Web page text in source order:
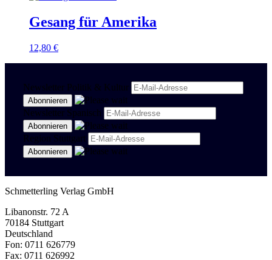
Gesang für Amerika
12,80 €
Newsletter Politik & Kultur
Newsletter Spanisch
Region Stuttgart
Schmetterling Verlag GmbH
Libanonstr. 72 A
70184 Stuttgart
Deutschland
Fon: 0711 626779
Fax: 0711 626992